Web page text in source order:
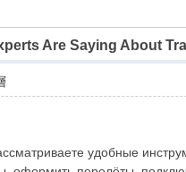
Are Saying About
удобные